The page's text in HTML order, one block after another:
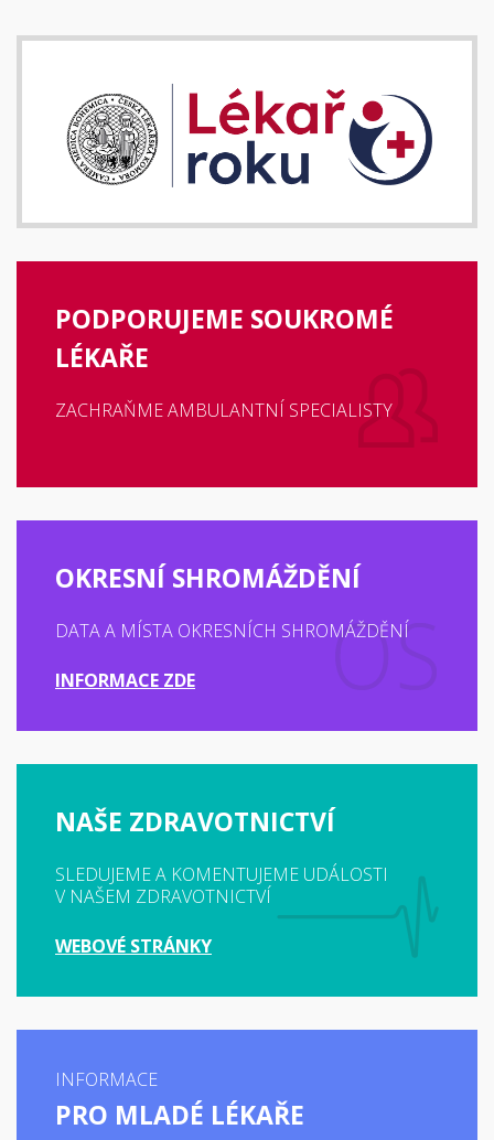
PODPORUJEME SOUKROMÉ
LÉKAŘE
ZACHRAŇME AMBULANTNÍ SPECIALISTY
OKRESNÍ SHROMÁŽDĚNÍ
DATA A MÍSTA OKRESNÍCH SHROMÁŽDĚNÍ
INFORMACE ZDE
NAŠE ZDRAVOTNICTVÍ
SLEDUJEME A KOMENTUJEME UDÁLOSTI
V NAŠEM ZDRAVOTNICTVÍ
WEBOVÉ STRÁNKY
INFORMACE
PRO MLADÉ LÉKAŘE